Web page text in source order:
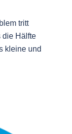
tritt
die Hälfte
kleine und